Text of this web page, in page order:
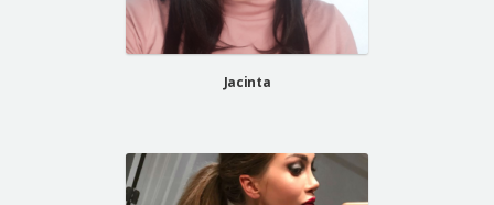
Jacinta